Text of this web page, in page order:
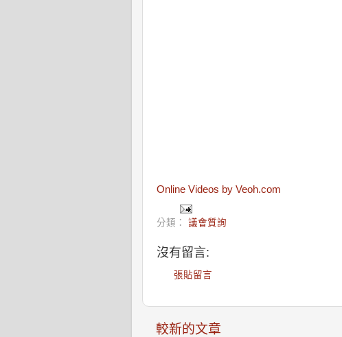
Online Videos by Veoh.com
分類： 議會質詢
沒有留言:
張貼留言
較新的文章